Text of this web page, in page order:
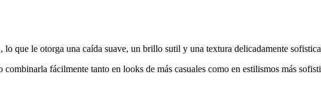
que le otorga una caída suave, un brillo sutil y una textura delicadamente
fácilmente tanto en looks de más casuales como en estilismos más